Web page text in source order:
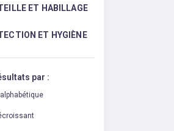
ET HABILLAGE
ET HYGIÈNE
par :